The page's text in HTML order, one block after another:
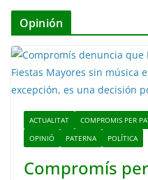
Opinión
ACTUALITAT COMPROMIS PER
OPINIÓ
PATERNA POLÍTICA
Compromís